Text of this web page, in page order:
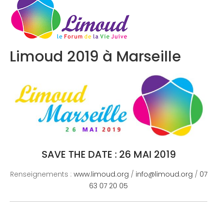
Limoud 2019 à Marseille
SAVE THE DATE : 26 MAI 2019
Renseignements : www.limoud.org / info@limoud.org / 07
63 07 20 05